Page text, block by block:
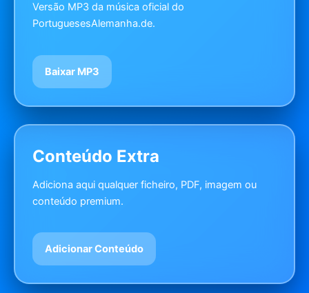
Versão MP3 da música oficial do
PortuguesesAlemanha.de.
Baixar MP3
Conteúdo Extra
Adiciona aqui qualquer ficheiro, PDF, imagem ou
conteúdo premium.
Adicionar Conteúdo